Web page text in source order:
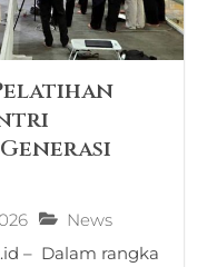
News
– Dalam rangka